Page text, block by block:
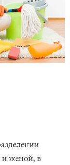
женой, в